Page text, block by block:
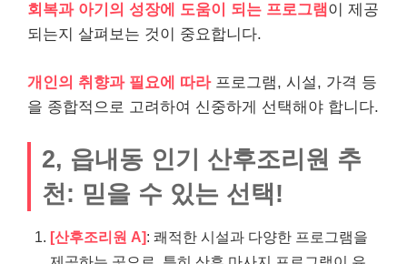
회복과 아기의 성장에 도움이 되는 프로그램 이 제공
되는지 살펴보는 것이 중요합니다.
개인의 취향과 필요에 따라프로그램, 시설, 가격 등
을 종합적으로 고려하여 신중하게 선택해야 합니다.
2, 읍내동 인기 산후조리원 추
천: 믿을 수 있는 선택!
[산후조리원 A]: 쾌적한 시설과 다양한 프로그램을